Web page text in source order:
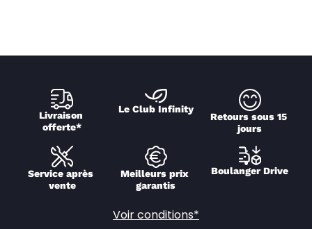
Livraison
offerte*
Le Club Infinity
Retours sous 15
jours
Service après
vente
Meilleurs prix
garantis
Boulanger Drive
Voir conditions*